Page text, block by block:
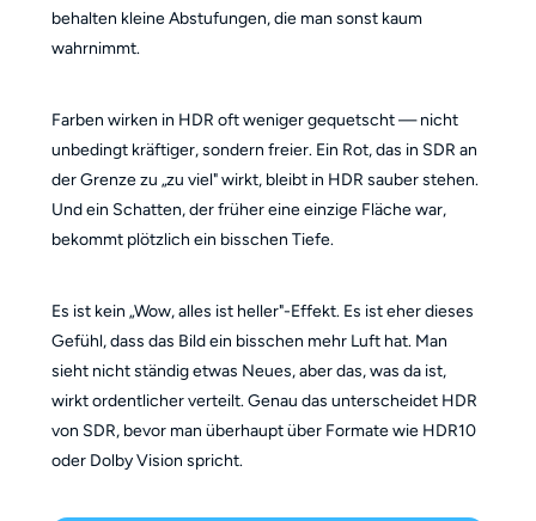
behalten kleine Abstufungen, die man sonst kaum
wahrnimmt.
Farben wirken in HDR oft weniger gequetscht — nicht
unbedingt kräftiger, sondern freier. Ein Rot, das in SDR an
der Grenze zu „zu viel" wirkt, bleibt in HDR sauber stehen.
Und ein Schatten, der früher eine einzige Fläche war,
bekommt plötzlich ein bisschen Tiefe.
Es ist kein „Wow, alles ist heller"-Effekt. Es ist eher dieses
Gefühl, dass das Bild ein bisschen mehr Luft hat. Man
sieht nicht ständig etwas Neues, aber das, was da ist,
wirkt ordentlicher verteilt. Genau das unterscheidet HDR
von SDR, bevor man überhaupt über Formate wie HDR10
oder Dolby Vision spricht.